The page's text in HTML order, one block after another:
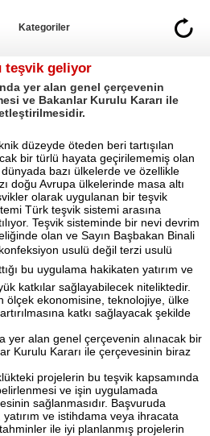
Kategoriler
teşvik geliyor
yer alan genel çerçevenin
ve Bakanlar Kurulu Kararı ile
düzeyde öteden beri tartışılan
bir türlü hayata geçirilememiş olan
bazı ülkelerde ve özellikle
doğu Avrupa ülkelerinde masa altı
olarak uygulanan bir teşvik
Türk teşvik sistemi arasına
Teşvik sisteminde bir nevi devrim
olan ve Sayın Başbakan Binali
konfeksiyon usulü değil terzi usulü
bu uygulama hakikaten yatırım ve
katkılar sağlayabilecek niteliktedir.
ölçek ekonomisine, teknolojiye, ülke
katkı sağlayacak şekilde
yer alan genel çerçevenin alınacak bir
Kurulu Kararı ile çerçevesinin biraz
projelerin bu teşvik kapsamında
ve işin uygulamada
sağlanmasıdır. Başvuruda
ve istihdama veya ihracata
ile iyi planlanmış projelerin